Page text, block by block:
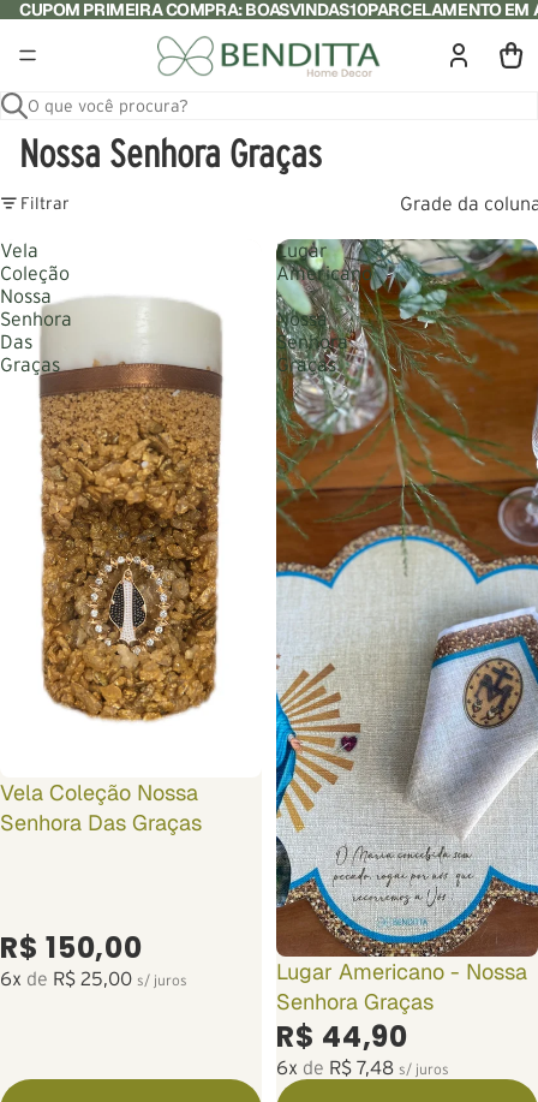
CUPOM PRIMEIRA COMPRA: BOASVINDAS10PARCELAMENTO EM
O que você procura?
Nossa Senhora Graças
Filtrar Grade da
Vela
Coleção
Nossa
Senhora
Das
Graças
Vela Coleção Nossa
Senhora Das Graças
R$ 150,00
6x de R$ 25,00 s/ juros
Lugar
Americano
-
Nossa
Senhora
Graças
Lugar Americano - Nossa
Senhora Graças
R$ 44,90
6x de R$ 7,48 s/ juros